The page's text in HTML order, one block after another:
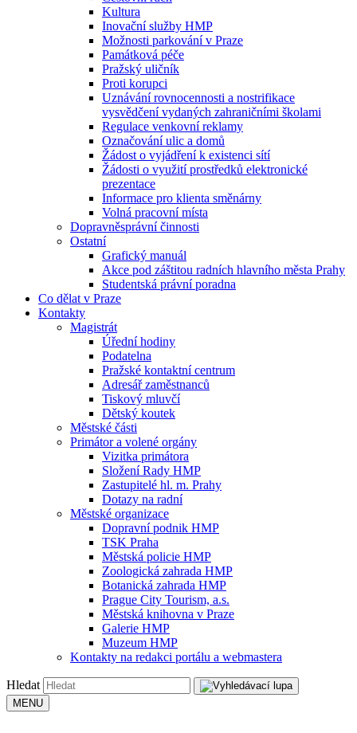
Kultura
Inovační služby HMP
Možnosti parkování v Praze
Památková péče
Pražský uličník
Proti korupci
Uznávání rovnocennosti a nostrifikace
vysvědčení vydaných zahraničními školami
Regulace venkovní reklamy
Označování ulic a domů
Žádost o vyjádření k existenci sítí
Žádosti o využití prostředků elektronické
prezentace
Informace pro klienta směnárny
Volná pracovní místa
Dopravněsprávní činnosti
Ostatní
Grafický manuál
Akce pod záštitou radních hlavního města Prahy
Studentská právní poradna
Co dělat v Praze
Kontakty
Magistrát
Úřední hodiny
Podatelna
Pražské kontaktní centrum
Adresář zaměstnanců
Tiskový mluvčí
Dětský koutek
Městské části
Primátor a volené orgány
Vizitka primátora
Složení Rady HMP
Zastupitelé hl. m. Prahy
Dotazy na radní
Městské organizace
Dopravní podnik HMP
TSK Praha
Městská policie HMP
Zoologická zahrada HMP
Botanická zahrada HMP
Prague City Tourism, a.s.
Městská knihovna v Praze
Galerie HMP
Muzeum HMP
Kontakty na redakci portálu a webmastera
Hledat
MENU